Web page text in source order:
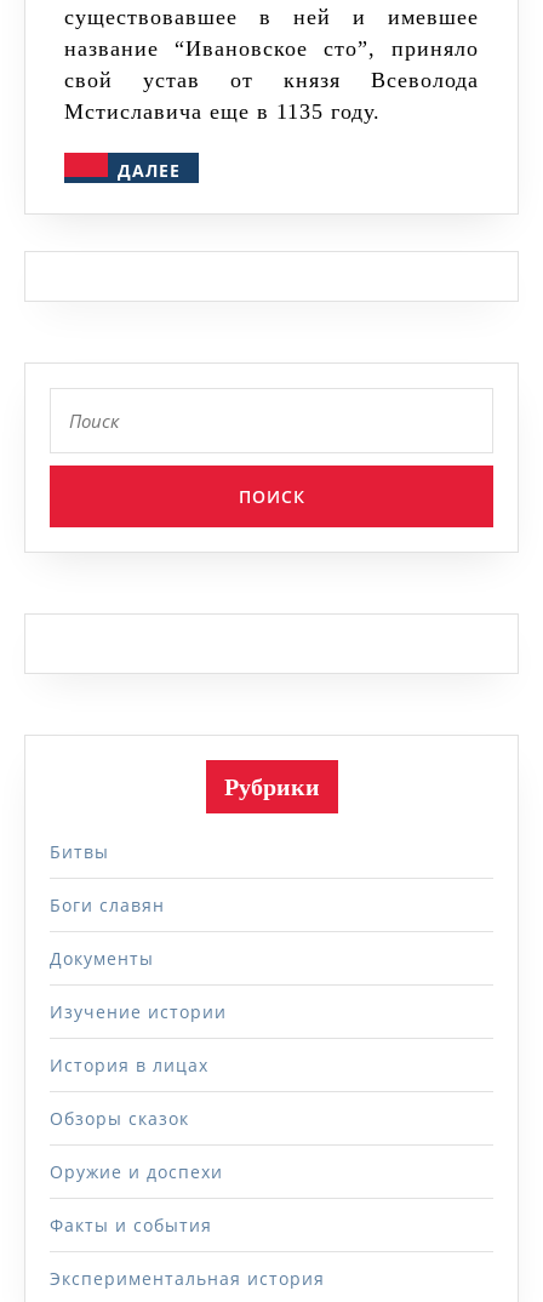
существовавшее в ней и имевшее
название “Ивановское сто”, приняло
свой устав от князя Всеволода
Мстиславича еще в 1135 году.
ДАЛЕЕ
Рубрики
Битвы
Боги славян
Документы
Изучение истории
История в лицах
Обзоры сказок
Оружие и доспехи
Факты и события
Экспериментальная история